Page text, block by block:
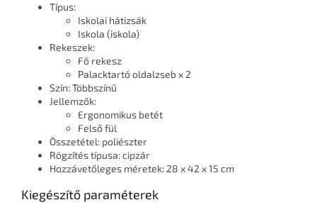
Típus:
Iskolai hátizsák
Iskola (iskola)
Rekeszek:
Fő rekesz
Palacktartó oldalzseb x 2
Szín: Többszínű
Jellemzők:
Ergonomikus betét
Felső fül
Összetétel: poliészter
Rögzítés típusa: cipzár
Hozzávetőleges méretek: 28 x 42 x 15 cm
Kiegészítő paraméterek